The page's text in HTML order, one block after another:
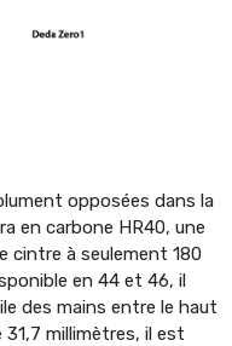
opposées dans la
en carbone HR40, une
cintre à seulement 180
en 44 et 46, il
des mains entre le haut
31,7 millimètres, il est